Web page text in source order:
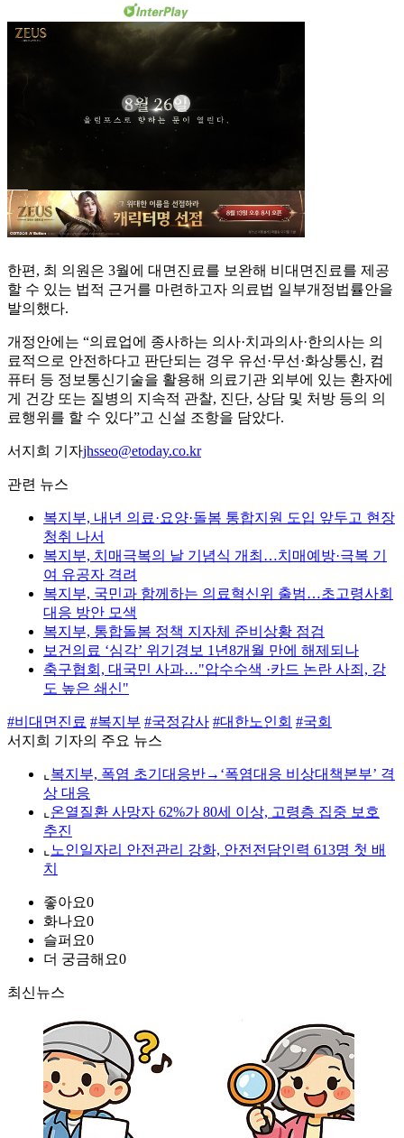
한편, 최 의원은 3월에 대면진료를 보완해 비대면진료를 제공
할 수 있는 법적 근거를 마련하고자 의료법 일부개정법률안을
발의했다.
개정안에는 “의료업에 종사하는 의사·치과의사·한의사는 의
료적으로 안전하다고 판단되는 경우 유선·무선·화상통신, 컴
퓨터 등 정보통신기술을 활용해 의료기관 외부에 있는 환자에
게 건강 또는 질병의 지속적 관찰, 진단, 상담 및 처방 등의 의
료행위를 할 수 있다”고 신설 조항을 담았다.
서지희 기자jhsseo@etoday.co.kr
관련 뉴스
복지부, 내년 의료·요양·돌봄 통합지원 도입 앞두고 현장
청취 나서
복지부, 치매극복의 날 기념식 개최…치매예방·극복 기
여 유공자 격려
복지부, 국민과 함께하는 의료혁신위 출범…초고령사회
대응 방안 모색
복지부, 통합돌봄 정책 지자체 준비상황 점검
보건의료 ‘심각’ 위기경보 1년8개월 만에 해제되나
축구협회, 대국민 사과…"압수수색 ·카드 논란 사죄, 강
도 높은 쇄신"
#비대면진료 #복지부 #국정감사 #대한노인회 #국회
서지희 기자의 주요 뉴스
⌞ 복지부, 폭염 초기대응반→‘폭염대응 비상대책본부’ 격
상 대응
⌞ 온열질환 사망자 62%가 80세 이상, 고령층 집중 보호
추진
⌞ 노인일자리 안전관리 강화, 안전전담인력 613명 첫 배
치
좋아요0
화나요0
슬퍼요0
더 궁금해요0
최신뉴스